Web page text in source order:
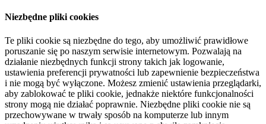
Niezbędne pliki cookies
Te pliki cookie są niezbędne do tego, aby umożliwić prawidłowe
poruszanie się po naszym serwisie internetowym. Pozwalają na
działanie niezbędnych funkcji strony takich jak logowanie,
ustawienia preferencji prywatności lub zapewnienie bezpieczeństwa
i nie mogą być wyłączone. Możesz zmienić ustawienia przeglądarki,
aby zablokować te pliki cookie, jednakże niektóre funkcjonalności
strony mogą nie działać poprawnie. Niezbędne pliki cookie nie są
przechowywane w trwały sposób na komputerze lub innym